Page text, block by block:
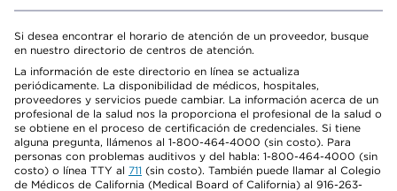
Si desea encontrar el horario de atención de un proveedor, busque
en nuestro directorio de centros de atención.
La información de este directorio en línea se actualiza
periódicamente. La disponibilidad de médicos, hospitales,
proveedores y servicios puede cambiar. La información acerca de un
profesional de la salud nos la proporciona el profesional de la salud o
se obtiene en el proceso de certificación de credenciales. Si tiene
alguna pregunta, llámenos al 1-800-464-4000 (sin costo). Para
personas con problemas auditivos y del habla: 1-800-464-4000 (sin
costo) o línea TTY al 711 (sin costo). También puede llamar al Colegio
de Médicos de California (Medical Board of California) al 916-263-